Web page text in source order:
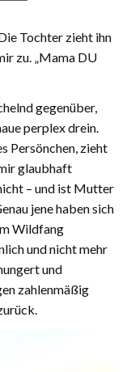
Tochter zieht ihn
zu. „Mama DU
gegenüber,
perplex drein.
Persönchen, zieht
glaubhaft
– und ist Mutter
jene haben sich
Wildfang
und nicht mehr
und
zahlenmäßig